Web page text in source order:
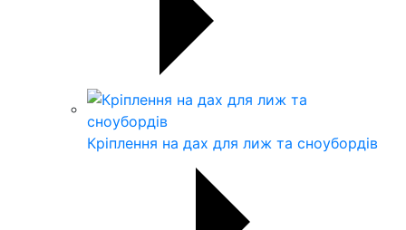
Кріплення на дах для лиж та сноубордів